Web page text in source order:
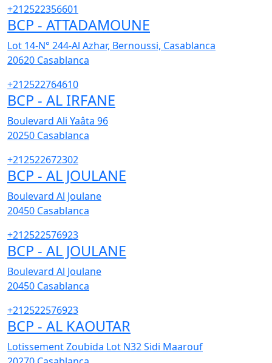
+212522356601
BCP - ATTADAMOUNE
Lot 14-N° 244-Al Azhar, Bernoussi, Casablanca
20620 Casablanca
+212522764610
BCP - AL IRFANE
Boulevard Ali Yaâta 96
20250 Casablanca
+212522672302
BCP - AL JOULANE
Boulevard Al Joulane
20450 Casablanca
+212522576923
BCP - AL JOULANE
Boulevard Al Joulane
20450 Casablanca
+212522576923
BCP - AL KAOUTAR
Lotissement Zoubida Lot N32 Sidi Maarouf